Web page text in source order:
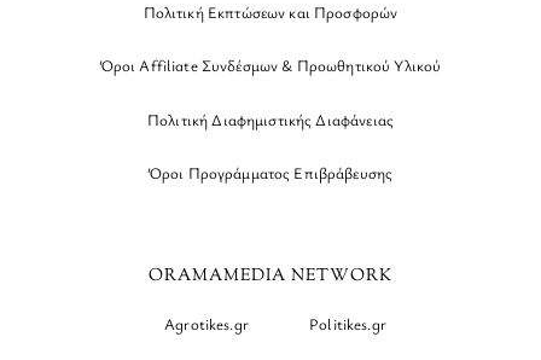
Πολιτική Εκπτώσεων και Προσφορών
Όροι Affiliate Συνδέσμων & Προωθητικού Υλικού
Πολιτική Διαφημιστικής Διαφάνειας
Όροι Προγράμματος Επιβράβευσης
ORAMAMEDIA NETWORK
Agrotikes.gr Politikes.gr